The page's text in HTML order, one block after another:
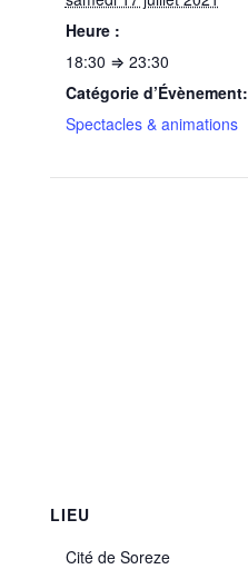
Heure :
18:30 ⇒ 23:30
Catégorie d’Évènement:
Spectacles & animations
LIEU
Cité de Soreze